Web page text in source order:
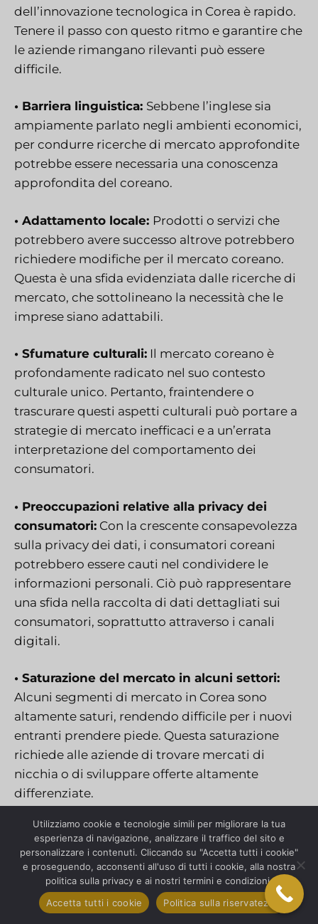
dell’innovazione tecnologica in Corea è rapido.
Tenere il passo con questo ritmo e garantire che
le aziende rimangano rilevanti può essere
difficile.
• Barriera linguistica: Sebbene l’inglese sia
ampiamente parlato negli ambienti economici,
per condurre ricerche di mercato approfondite
potrebbe essere necessaria una conoscenza
approfondita del coreano.
• Adattamento locale: Prodotti o servizi che
potrebbero avere successo altrove potrebbero
richiedere modifiche per il mercato coreano.
Questa è una sfida evidenziata dalle ricerche di
mercato, che sottolineano la necessità che le
imprese siano adattabili.
• Sfumature culturali: Il mercato coreano è
profondamente radicato nel suo contesto
culturale unico. Pertanto, fraintendere o
trascurare questi aspetti culturali può portare a
strategie di mercato inefficaci e a un’errata
interpretazione del comportamento dei
consumatori.
• Preoccupazioni relative alla privacy dei
consumatori: Con la crescente consapevolezza
sulla privacy dei dati, i consumatori coreani
potrebbero essere cauti nel condividere le
informazioni personali. Ciò può rappresentare
una sfida nella raccolta di dati dettagliati sui
consumatori, soprattutto attraverso i canali
digitali.
• Saturazione del mercato in alcuni settori:
Alcuni segmenti di mercato in Corea sono
altamente saturi, rendendo difficile per i nuovi
entranti prendere piede. Questa saturazione
richiede alle aziende di trovare mercati di
nicchia o di sviluppare offerte altamente
differenziate.
Analisi SWOT della ricerca
di mercato in Corea
Condurre un'analisi SWOT fornisce una visione
approfondita dei fattori chiave che influenzano
Utilizziamo cookie e tecnologie simili per migliorare la tua
esperienza di navigazione, analizzare il traffico del sito e
personalizzare i contenuti. Cliccando su "Accetta tutti i cookie"
e proseguendo, acconsenti all'uso di tutti i cookie, alla nostra
politica sulla privacy e ai nostri termini e condizioni.
Accetta tutti i cookie
Politica sulla riservatezza